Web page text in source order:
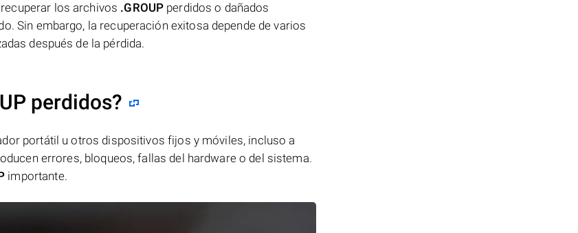
los archivos .GROUP perdidos o dañados
Sin embargo, la recuperación exitosa depende de varios
después de la pérdida.
perdidos?
portátil u otros dispositivos fijos y móviles, incluso a
errores, bloqueos, fallas del hardware o del sistema.
importante.